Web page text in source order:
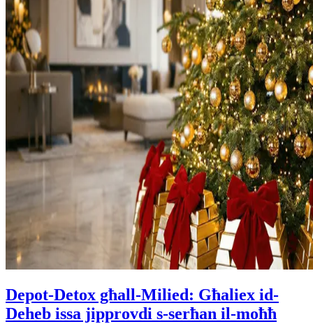
Depot-Detox għall-Milied: Għaliex id-
Deheb issa jipprovdi s-serħan il-moħħ